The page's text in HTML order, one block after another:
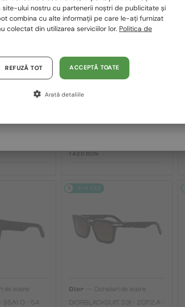
V - 56
2-4 ZILE
DIORBLACKSUIT S12F - 10A0 V
1 420 RON
de soare
35A1 O - 54
2-4 ZILE
Dior
Ochelari de soare
DIORBLACKSUIT S3I - 20F2 A -
/ PL
/ HU
Austria / AT
site-ului nostru cu partenerii noștri de publicitate și
combina cu alte informații pe care le-ați furnizat
colectat din utilizarea serviciilor lor. Politica de
ACCEPTĂ TOATE
REFUZĂ TOT
Arată detaliile